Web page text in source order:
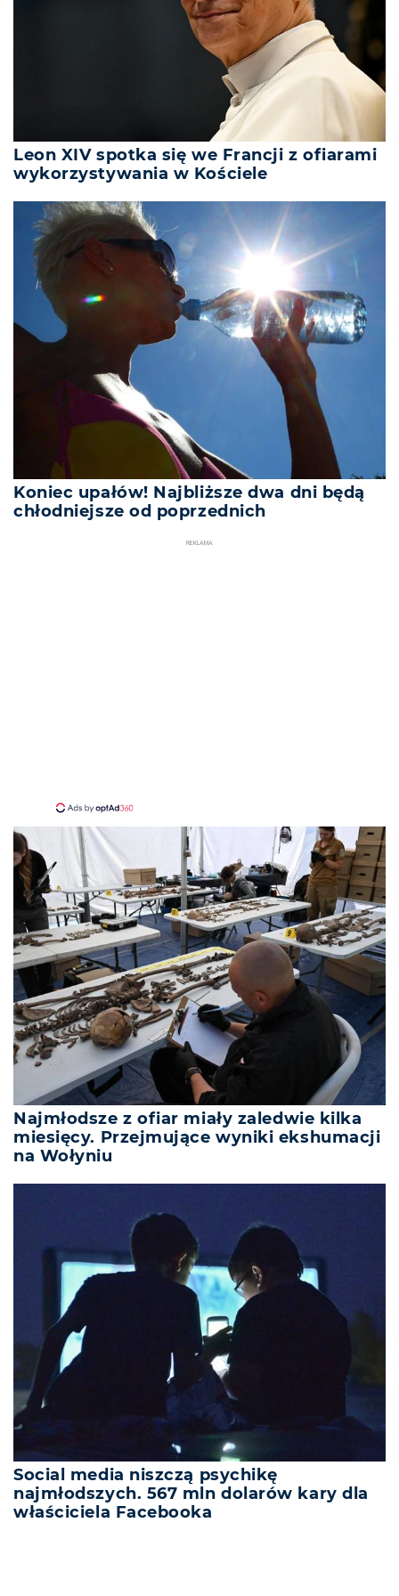
Leon XIV spotka się we Francji z ofiarami
wykorzystywania w Kościele
Koniec upałów! Najbliższe dwa dni będą
chłodniejsze od poprzednich
REKLAMA
Najmłodsze z ofiar miały zaledwie kilka
miesięcy. Przejmujące wyniki ekshumacji
na Wołyniu
Social media niszczą psychikę
najmłodszych. 567 mln dolarów kary dla
właściciela Facebooka